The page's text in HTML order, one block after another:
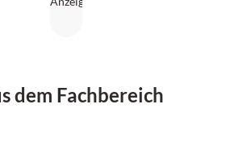
dem Fachbereich